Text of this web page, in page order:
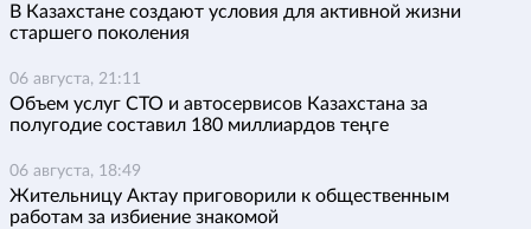
В Казахстане создают условия для активной жизни
старшего поколения
06 августа, 21:11
Объем услуг СТО и автосервисов Казахстана за
полугодие составил 180 миллиардов теңге
06 августа, 18:49
Жительницу Актау приговорили к общественным
работам за избиение знакомой